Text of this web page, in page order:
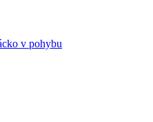
v pohybu